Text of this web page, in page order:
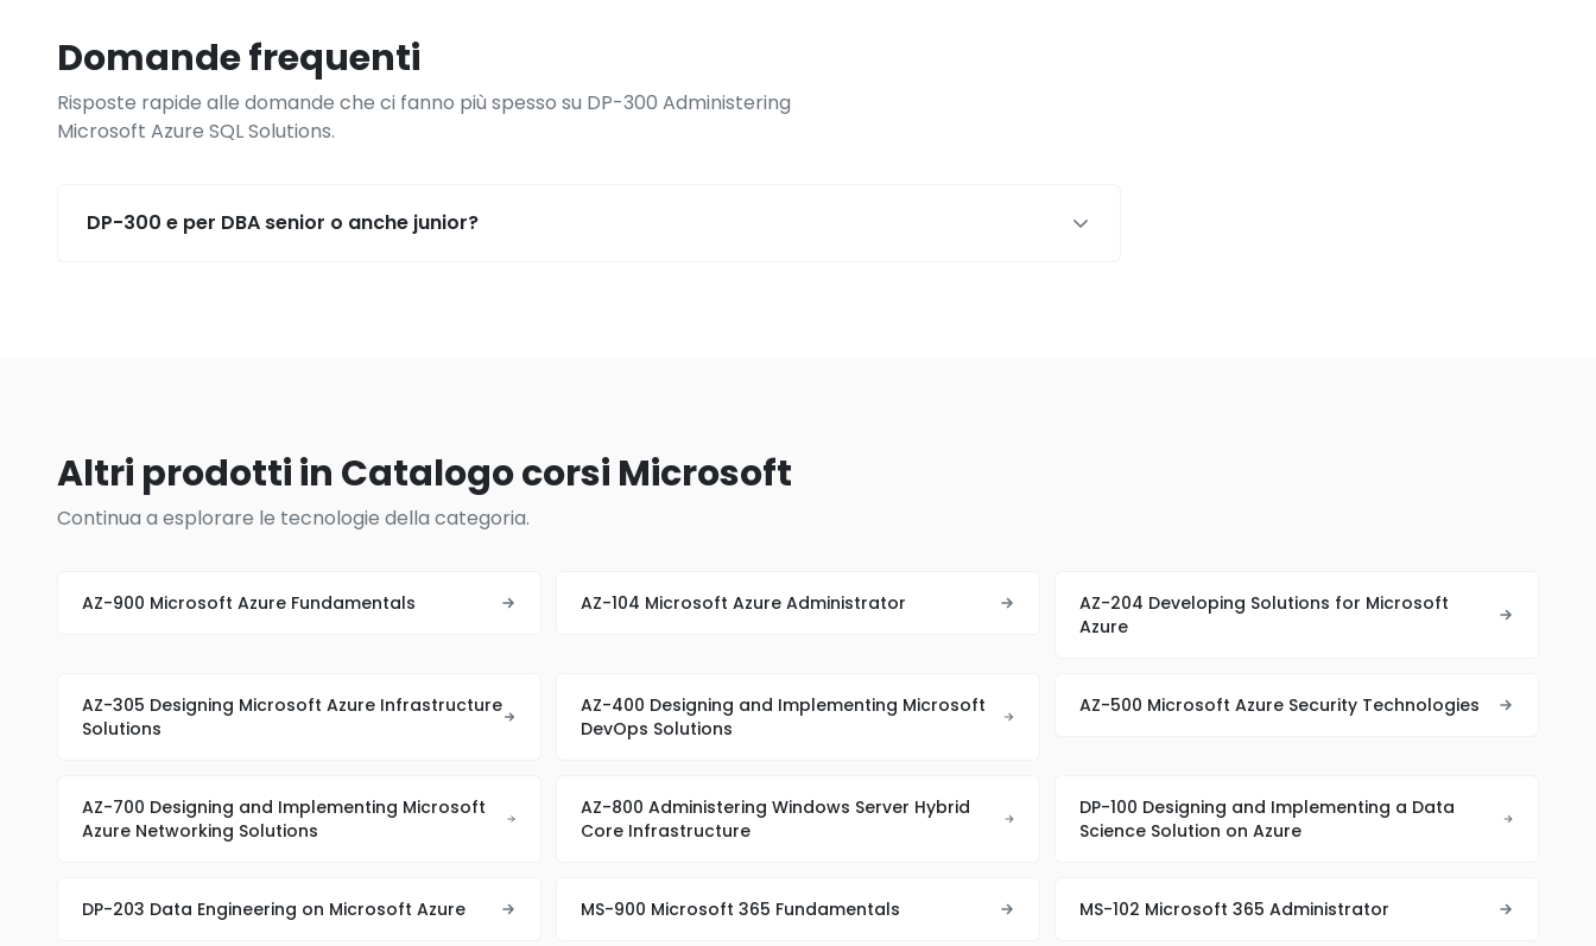
Domande frequenti
Risposte rapide alle domande che ci fanno più spesso su DP-300 Administering
Microsoft Azure SQL Solutions.
DP-300 e per DBA senior o anche junior?
Altri prodotti in Catalogo corsi Microsoft
Continua a esplorare le tecnologie della categoria.
AZ-900 Microsoft Azure Fundamentals AZ-104 Microsoft Azure Administrator
AZ-204 Developing Solutions for Microsoft
Azure
AZ-305 Designing Microsoft Azure Infrastructure
Solutions
AZ-400 Designing and Implementing Microsoft
DevOps Solutions
AZ-500 Microsoft Azure Security Technologies
AZ-700 Designing and Implementing Microsoft
Azure Networking Solutions
AZ-800 Administering Windows Server Hybrid
Core Infrastructure
DP-100 Designing and Implementing a Data
Science Solution on Azure
DP-203 Data Engineering on Microsoft Azure MS-900 Microsoft 365 Fundamentals MS-102 Microsoft 365 Administrator